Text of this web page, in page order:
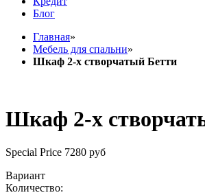
Блог
Главная»
Мебель для спальни»
Шкаф 2-х створчатый Бетти
Шкаф 2-х
Special Price 7280 руб
Вариант
Количество: